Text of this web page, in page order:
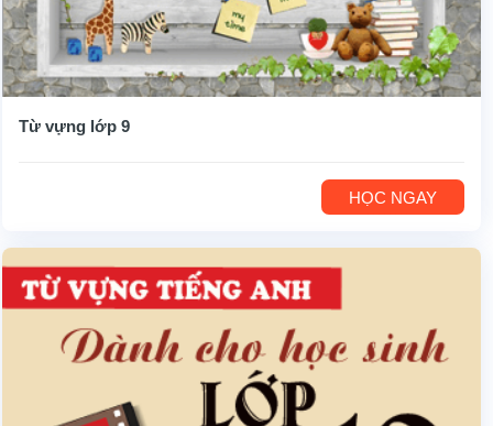
Từ vựng lớp 9
HỌC NGAY